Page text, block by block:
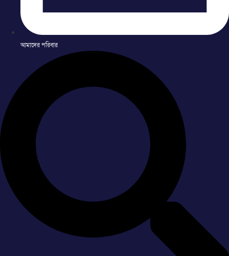
আমাদের পরিবার